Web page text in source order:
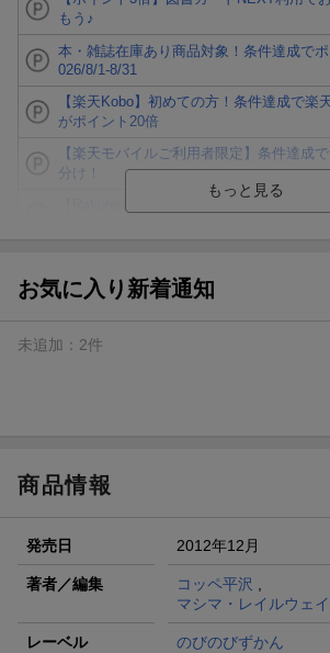
もう♪
本・雑誌在庫あり商品対象！条件達成で
026/8/1-8/31
【楽天Kobo】初めての方！条件達成で楽
がポイント20倍
【楽天モバイルご利用者限定】条件達成
分け！
が当たる！
楽天モバイル紹介キャンペーンの拡散で
条件達成で楽天限定・宝塚歌劇 宙組貸切
お気に入り新着通知
未追加： 2件
商品情報
発売日 2012年12月
著者／編集 コッペ平沢 ,
マシマ・レイルウェ
レーベル のびのびずかん